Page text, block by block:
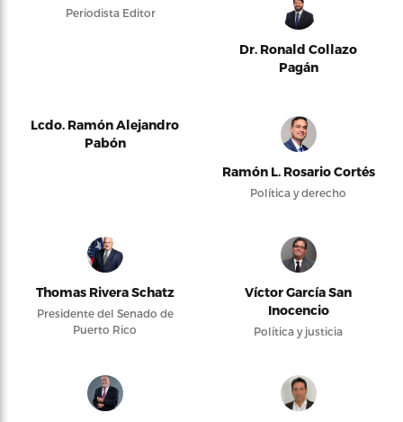
Periodista Editor
Dr. Ronald Collazo
Pagán
Lcdo. Ramón Alejandro
Pabón
Ramón L. Rosario Cortés
Política y derecho
Thomas Rivera Schatz
Presidente del Senado de
Puerto Rico
Víctor García San
Inocencio
Política y justicia